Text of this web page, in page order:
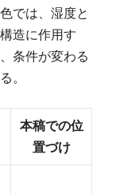
では、湿度と
造に作用す
条件が変わる
。
本稿での位
置づけ